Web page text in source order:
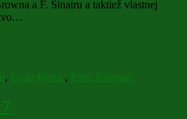
a F. Sinatru a taktiež vlastnej
, Ludo Kuruc, Peter Korman